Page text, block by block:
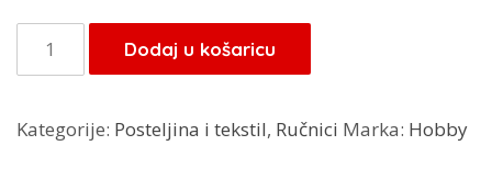
je:
13,00 KM.
10,40 KM.
Ručnik
Premium
Dodaj u košaricu
Kategorije: Posteljina i tekstil, Ručnici Marka: Hobby